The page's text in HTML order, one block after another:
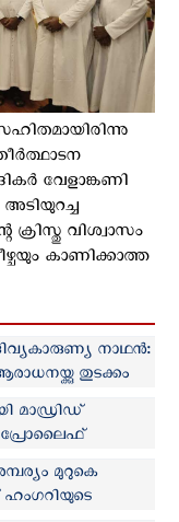
വേളാങ്കണി
വിശ്വാസം
കാണിക്കാത്ത
നാഥൻ:
തുടക്കം
മാഡ്രിഡ്
പ്രോലൈഫ്
മുറുകെ
ഹംഗറിയുടെ